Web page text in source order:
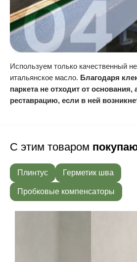
Используем только качественный
итальянское масло. Благодаря
паркета не отходит от основания,
реставрацию, если в ней
С этим товаром
Плинтус Герметик шва
Пробковые компенсаторы